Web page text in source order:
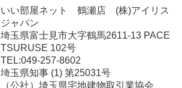
いい部屋ネット 鶴瀬店 (株)アイリス
ジャパン
埼玉県富士見市大字鶴馬2611-13 PACE
TSURUSE 102号
TEL:049-257-8602
埼玉県知事 (1) 第25031号
（公社）埼玉県宅地建物取引業協会